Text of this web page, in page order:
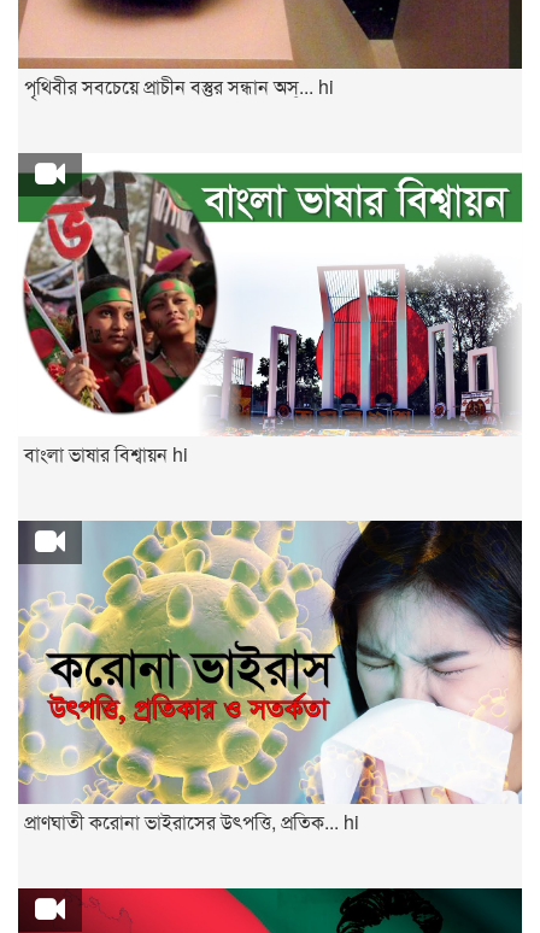
পৃথিবীর সবচেয়ে প্রাচীন বস্তুর সন্ধান অস্... hi
বাংলা ভাষার বিশ্বায়ন hi
প্রাণঘাতী করোনা ভাইরাসের উৎপত্তি, প্রতিক... hi